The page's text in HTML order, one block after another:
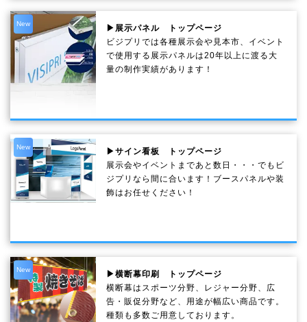
New
▶展示パネル トップページ
ビジプリでは各種展示会や見本市、イベント
で使用する展示パネルは20年以上に渡る大
量の制作実績があります！
New
▶サイン看板 トップページ
展示会やイベントまであと数日・・・でもビ
ジプリなら間に合います！ブースパネルや装
飾はお任せください！
New
▶横断幕印刷 トップページ
横断幕はスポーツ分野、レジャー分野、広
告・販促分野など、用途が幅広い商品です。
種類も多数ご用意しております。